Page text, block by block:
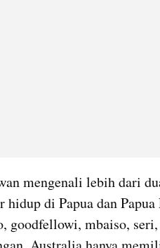
mengenali lebih dari
hidup di Papua dan
goodfellowi, mbaiso,